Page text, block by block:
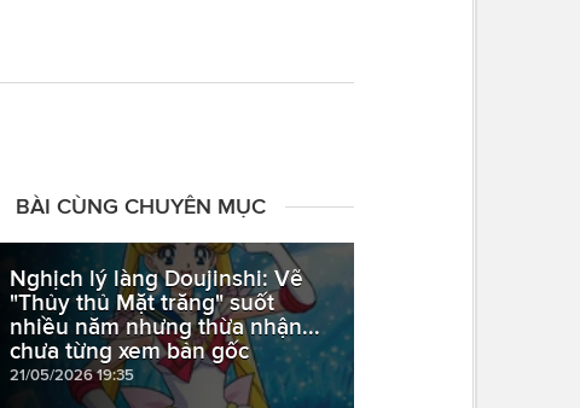
BÀI CÙNG CHUYÊN MỤC
Nghịch lý làng Doujinshi: Vẽ
"Thủy thủ Mặt trăng" suốt
nhiều năm nhưng thừa nhận...
chưa từng xem bản gốc
21/05/2026 19:35